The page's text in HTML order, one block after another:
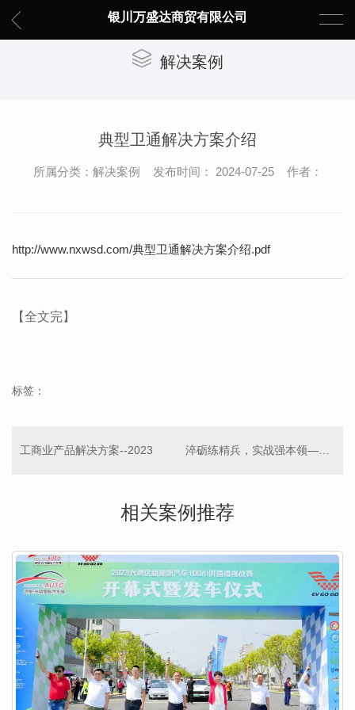
银川万盛达商贸有限公司
解决案例
典型卫通解决方案介绍
所属分类：解决案例 发布时间： 2024-07-25 作者：
http://www.nxwsd.com/典型卫通解决方案介绍.pdf
【全文完】
标签：
工商业产品解决方案--2023
相关案例推荐